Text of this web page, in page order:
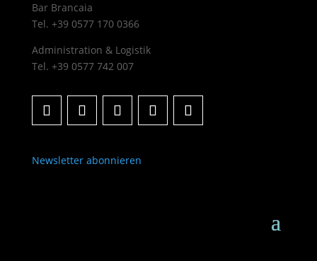
Bar Brancaia
Tel. +39 0577 170 0366
Administration & Logistik
Tel. +39 0577 742 007
Newsletter abonnieren